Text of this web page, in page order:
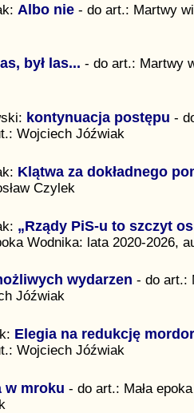
Albo nie - do art.: Martwy
był las... - do art.: Martwy
kontynuacja postępu -
Wojciech Jóźwiak
Klątwa za dokładnego
Czylek
„Rządy PiS-u to szczyt
Wodnika: lata 2020-2026,
wydarzen - do art.:
Jóźwiak
Elegia na redukcję
Wojciech Jóźwiak
w mroku - do art.: Mała